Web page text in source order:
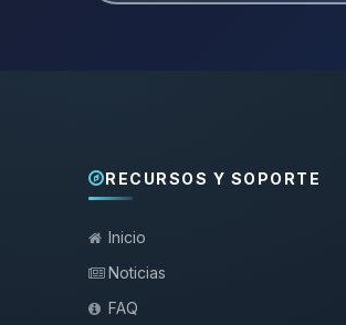
RECURSOS Y SOPORTE
Inicio
Noticias
FAQ